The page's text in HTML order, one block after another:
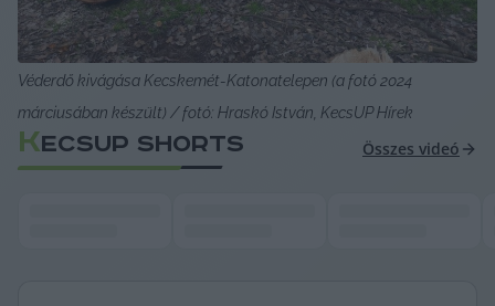
Véderdő kivágása Kecskemét-Katonatelepen (a fotó 2024
márciusában készült) / fotó: Hraskó István, KecsUP Hírek
KECSUP SHORTS Összes videó